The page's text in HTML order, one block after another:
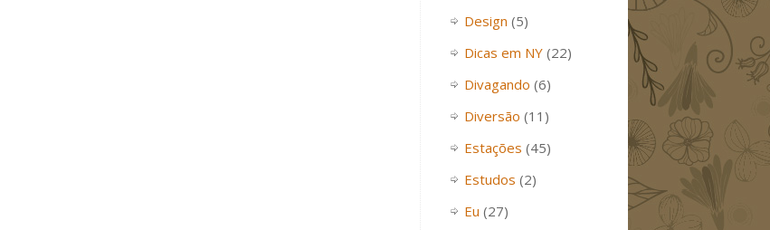
Design (5)
Dicas em NY (22)
Divagando (6)
Diversão (11)
Estações (45)
Estudos (2)
Eu (27)